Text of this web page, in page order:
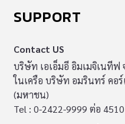
SUPPORT
Contact US
บริษัท เอเอ็มอี อิมเมจิเนทีฟ
ในเครือ บริษัท อมรินทร์ คอร์
(มหาชน)
Tel : 0-2422-9999 ต่อ 4510